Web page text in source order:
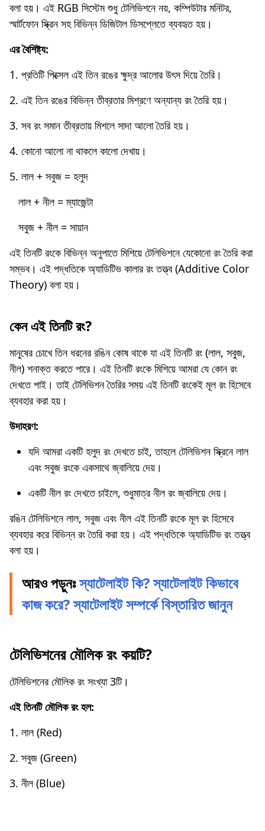
বলা হয়। এই RGB সিস্টেম শুধু টেলিভিশনে নয়, কম্পিউটার মনিটর,
স্মার্টফোন স্ক্রিন সহ বিভিন্ন ডিজিটাল ডিসপ্লেতে ব্যবহৃত হয়।
এর বৈশিষ্ট্য:
1. প্রতিটি পিক্সেল এই তিন রঙের ক্ষুদ্র আলোর উৎস দিয়ে তৈরি।
2. এই তিন রঙের বিভিন্ন তীব্রতার মিশ্রণে অন্যান্য রং তৈরি হয়।
3. সব রং সমান তীব্রতায় মিশলে সাদা আলো তৈরি হয়।
4. কোনো আলো না থাকলে কালো দেখায়।
5. লাল + সবুজ = হলুদ
লাল + নীল = ম্যাজেন্টা
সবুজ + নীল = সায়ান
এই তিনটি রংকে বিভিন্ন অনুপাতে মিশিয়ে টেলিভিশনে যেকোনো রং তৈরি করা
সম্ভব। এই পদ্ধতিকে অ্যাডিটিভ কালার রং তত্ত্ব (Additive Color
Theory) বলা হয়।
কেন এই তিনটি রং?
মানুষের চোখে তিন ধরনের রঙিন কোষ থাকে যা এই তিনটি রং (লাল, সবুজ,
নীল) শনাক্ত করতে পারে। এই তিনটি রংকে মিশিয়ে আমরা যে কোন রং
দেখতে পাই। তাই টেলিভিশন তৈরির সময় এই তিনটি রংকেই মূল রং হিসেবে
ব্যবহার করা হয়।
উদাহরণ:
যদি আমরা একটি হলুদ রং দেখতে চাই, তাহলে টেলিভিশন স্ক্রিনে লাল
এবং সবুজ রংকে একসাথে জ্বালিয়ে দেয়।
একটি নীল রং দেখতে চাইলে, শুধুমাত্র নীল রং জ্বালিয়ে দেয়।
রঙিন টেলিভিশনে লাল, সবুজ এবং নীল এই তিনটি রংকে মূল রং হিসেবে
ব্যবহার করে বিভিন্ন রং তৈরি করা হয়। এই পদ্ধতিকে অ্যাডিটিভ রং তত্ত্ব
বলা হয়।
আরও পড়ুনঃস্যাটেলাইট কি? স্যাটেলাইট কিভাবে
কাজ করে? স্যাটেলাইট সম্পর্কে বিস্তারিত জানুন
টেলিভিশনের মৌলিক রং কয়টি?
টেলিভিশনের মৌলিক রং সংখ্যা 3টি।
এই তিনটি মৌলিক রং হল:
1. লাল (Red)
2. সবুজ (Green)
3. নীল (Blue)